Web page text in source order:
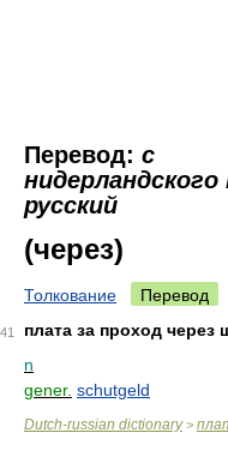
Перевод: с
нидерландского
русский
(через)
Толкование Перевод
41
плата за проход через
n
gener. schutgeld
Dutch-russian dictionary>